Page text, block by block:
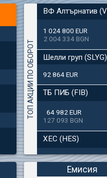
ТОП АКЦИИ ПО ОБОРОТ
1 024 800 EUR
2 004 334 BGN
Шелли груп (SLYG)
92 864 EUR
ТБ ПИБ (FIB)
64 982 EUR
127 093 BGN
ХЕС (HES)
33 650 EUR
65 813 BGNЕмисия